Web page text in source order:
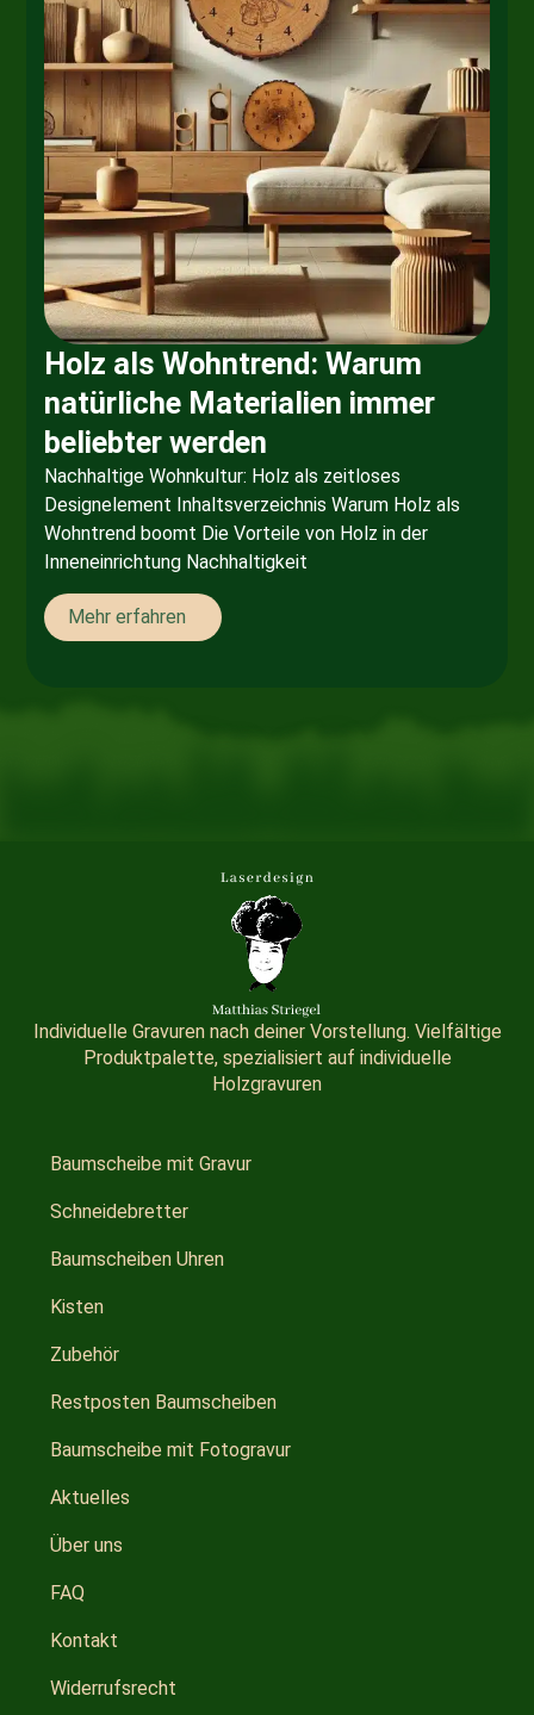
Holz als Wohntrend: Warum
natürliche Materialien immer
beliebter werden
Nachhaltige Wohnkultur: Holz als zeitloses
Designelement Inhaltsverzeichnis Warum Holz als
Wohntrend boomt Die Vorteile von Holz in der
Inneneinrichtung Nachhaltigkeit
Mehr erfahren
Individuelle Gravuren nach deiner Vorstellung. Vielfältige
Produktpalette, spezialisiert auf individuelle
Holzgravuren
Baumscheibe mit Gravur
Schneidebretter
Baumscheiben Uhren
Kisten
Zubehör
Restposten Baumscheiben
Baumscheibe mit Fotogravur
Aktuelles
Über uns
FAQ
Kontakt
Widerrufsrecht